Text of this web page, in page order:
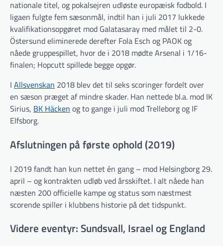
nationale titel, og pokalsejren udløste europæisk fodbold. I
ligaen fulgte fem sæsonmål, indtil han i juli 2017 lukkede
kvalifikationsopgøret mod Galatasaray med målet til 2-0.
Östersund eliminerede derefter Fola Esch og PAOK og
nåede gruppespillet, hvor de i 2018 mødte Arsenal i 1/16-
finalen; Hopcutt spillede begge opgør.
I Allsvenskan 2018 blev det til seks scoringer fordelt over
en sæson præget af mindre skader. Han nettede bl.a. mod IK
Sirius, BK Häcken og to gange i juli mod Trelleborg og IF
Elfsborg.
Afslutningen på første ophold (2019)
I 2019 fandt han kun nettet én gang – mod Helsingborg 29.
april – og kontrakten udløb ved årsskiftet. I alt nåede han
næsten 200 officielle kampe og status som næstmest
scorende spiller i klubbens historie på det tidspunkt.
Videre eventyr: Sundsvall, Israel og England